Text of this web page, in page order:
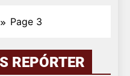
Page 3
REPÓRTER